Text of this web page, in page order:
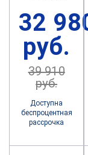
32
руб.
39 910
руб.
Доступна
беспроцентная
рассрочка